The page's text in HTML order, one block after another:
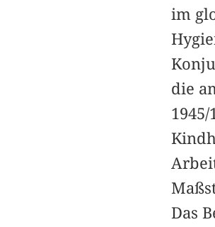
im
die
Das